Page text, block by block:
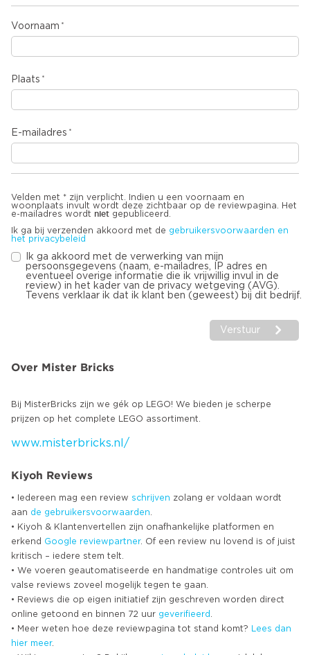
Voornaam
Plaats
E-mailadres
Velden met * zijn verplicht. Indien u een voornaam en
woonplaats invult wordt deze zichtbaar op de reviewpagina. Het
e-mailadres wordt niet gepubliceerd.
Ik ga bij verzenden akkoord met de gebruikersvoorwaarden en
het privacybeleid
Ik ga akkoord met de verwerking van mijn
persoonsgegevens (naam, e-mailadres, IP adres en
eventueel overige informatie die ik vrijwillig invul in de
review) in het kader van de privacy wetgeving (AVG).
Tevens verklaar ik dat ik klant ben (geweest) bij dit bedrijf.
Verstuur
Over Mister Bricks
Bij MisterBricks zijn we gék op LEGO! We bieden je scherpe
www.misterbricks.nl/
Kiyoh Reviews
• Iedereen mag een review schrijven zolang er voldaan wordt
aan de gebruikersvoorwaarden
• Kiyoh & Klantenvertellen zijn onafhankelijke platformen en
erkend Google reviewpartner. Of een review nu lovend is of juist
kritisch – iedere stem telt.
• We voeren geautomatiseerde en handmatige controles uit om
valse reviews zoveel mogelijk tegen te gaan.
• Reviews die op eigen initiatief zijn geschreven worden direct
online getoond en binnen 72 uur geverifieerd
• Meer weten hoe deze reviewpagina tot stand komt?
Lees dan
hier meer.